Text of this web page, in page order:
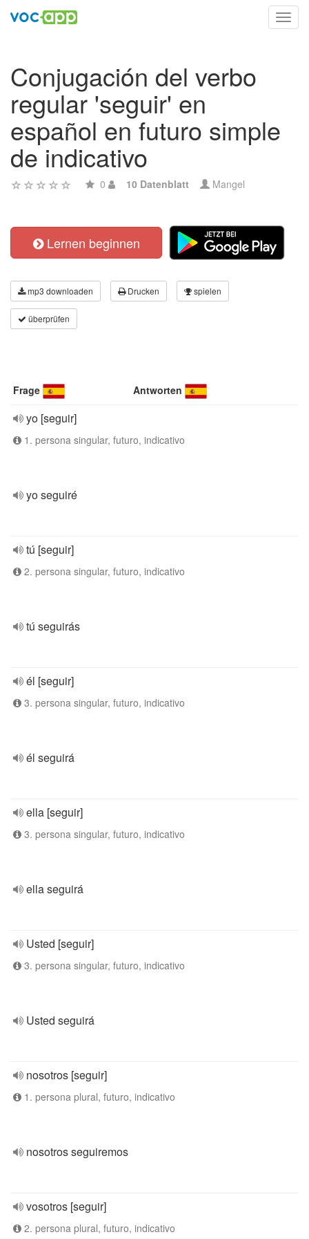
Conjugación del verbo
regular 'seguir' en
español en futuro simple
de indicativo
0 10 Datenblatt Mangel
Lernen beginnen
mp3 downloaden Drucken spielen
überprüfen
Frage Antworten
yo [seguir]
1. persona singular, futuro, indicativo
yo seguiré
tú [seguir]
2. persona singular, futuro, indicativo
tú seguirás
él [seguir]
3. persona singular, futuro, indicativo
él seguirá
ella [seguir]
3. persona singular, futuro, indicativo
ella seguirá
Usted [seguir]
3. persona singular, futuro, indicativo
Usted seguirá
nosotros [seguir]
1. persona plural, futuro, indicativo
nosotros seguiremos
vosotros [seguir]
2. persona plural, futuro, indicativo